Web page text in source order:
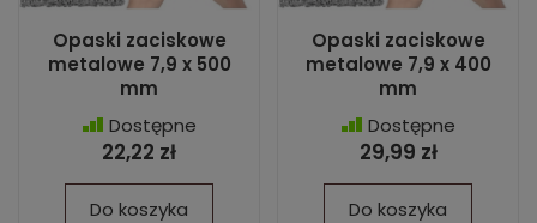
Opaski zaciskowe
metalowe 7,9 x 500
mm
Dostępne
22,22 zł
Do koszyka
Opaski zaciskowe
metalowe 7,9 x 400
mm
Dostępne
29,99 zł
Do koszyka